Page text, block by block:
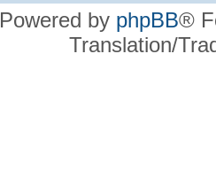
Powered by phpBB®
Translation/